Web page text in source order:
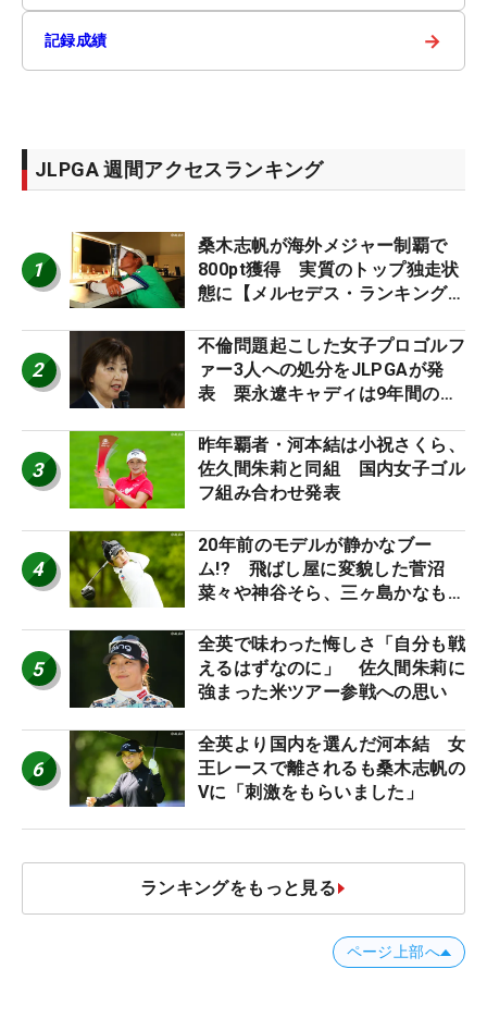
記録成績 →
JLPGA 週間アクセスランキング
1
桑木志帆が海外メジャー制覇で
800pt獲得 実質のトップ独走状
態に【メルセデス・ランキング番
2
不倫問題起こした女子プロゴルフ
ァー3人への処分をJLPGAが発
表 栗永遼キャディは9年間の立
3
昨年覇者・河本結は小祝さくら、
佐久間朱莉と同組 国内女子ゴル
フ組み合わせ発表
4
20年前のモデルが静かなブー
ム!? 飛ばし屋に変貌した菅沼
菜々や神谷そら、三ヶ島かなも使
ロたちの“飛ばしギア”】
5
全英で味わった悔しさ「自分も戦
えるはずなのに」 佐久間朱莉に
強まった米ツアー参戦への思い
6
全英より国内を選んだ河本結 女
王レースで離されるも桑木志帆の
Vに「刺激をもらいました」
ランキングをもっと見る
ページ上部へ